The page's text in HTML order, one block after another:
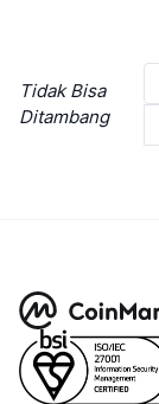
Tidak Bisa
Ditambang